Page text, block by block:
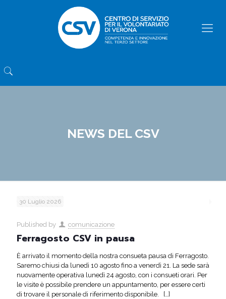
NEWS DEL CSV
30 Luglio 2026
Published by comunicazione
Ferragosto CSV in pausa
È arrivato il momento della nostra consueta pausa di Ferragosto.
Saremo chiusi da lunedì 10 agosto fino a venerdì 21. La sede sarà
nuovamente operativa lunedì 24 agosto, con i consueti orari. Per
le visite è possibile prendere un appuntamento, per essere certi
di trovare il personale di riferimento disponibile.
[…]